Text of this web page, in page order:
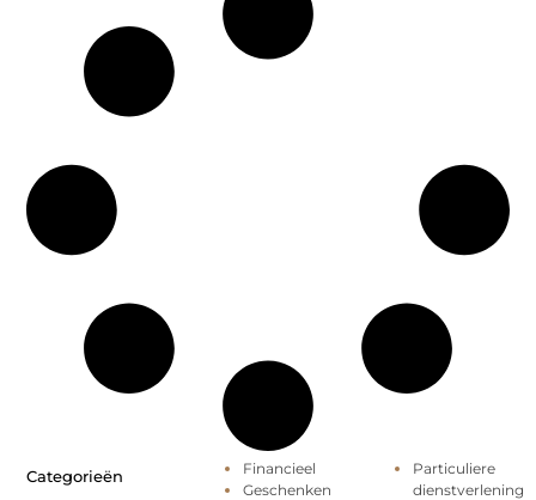
Categorieën
Financieel
Geschenken
Particuliere
dienstverlening